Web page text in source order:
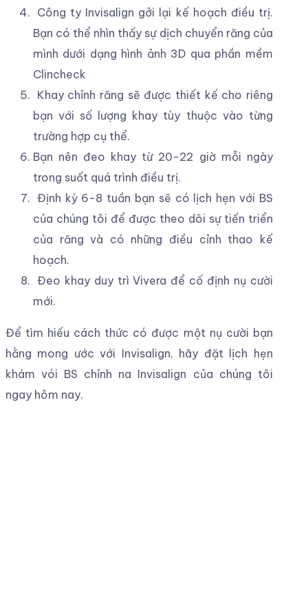
Công ty Invisalign gởi lại kế hoạch điều trị.
Bạn có thể nhìn thấy sự dịch chuyển răng của
mình dưới dạng hình ảnh 3D qua phần mềm
Clincheck
Khay chỉnh răng sẽ được thiết kế cho riêng
bạn với số lượng khay tùy thuộc vào từng
trường hợp cụ thể.
Bạn nên đeo khay từ 20-22 giờ mỗi ngày
trong suốt quá trình điều trị.
Định kỳ 6-8 tuần bạn sẽ có lịch hẹn với BS
của chúng tôi để được theo dõi sự tiến triển
của răng và có những điều cỉnh thao kế
hoạch.
Đeo khay duy trì Vivera để cố định nụ cười
mới.
Để tìm hiếu cách thức có được một nụ cười bạn
hằng mong ước với Invisalign, hãy đặt lịch hẹn
khám vói BS chỉnh na Invisalign của chúng tôi
ngay hôm nay.